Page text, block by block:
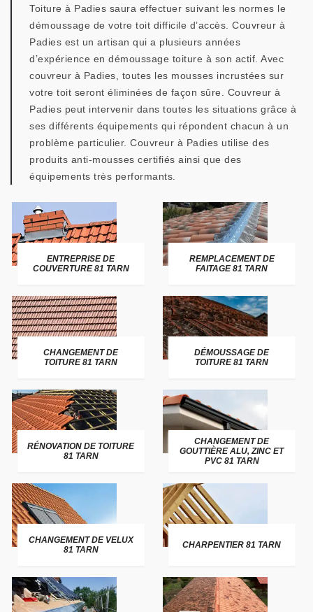
Toiture à Padies saura effectuer suivant les normes le
démoussage de votre toit difficile d’accès. Couvreur à
Padies est un artisan qui a plusieurs années
d’expérience en démoussage toiture à son actif. Avec
couvreur à Padies, toutes les mousses incrustées sur
votre toit seront éliminées de façon sûre. Couvreur à
Padies peut intervenir dans toutes les situations grâce à
ses différents équipements qui répondent chacun à un
problème particulier. Couvreur à Padies utilise des
produits anti-mousses certifiés ainsi que des
équipements très performants.
ENTREPRISE DE
COUVERTURE 81 TARN
REMPLACEMENT DE
FAITAGE 81 TARN
CHANGEMENT DE
TOITURE 81 TARN
DÉMOUSSAGE DE
TOITURE 81 TARN
RÉNOVATION DE TOITURE
81 TARN
CHANGEMENT DE
GOUTTIÈRE ALU, ZINC ET
PVC 81 TARN
CHANGEMENT DE VELUX
81 TARN
CHARPENTIER 81 TARN